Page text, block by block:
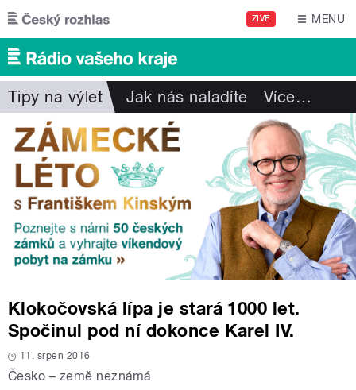
Přejít k hlavnímu obsahu
ŽIVĚ MENU
Tipy na výlet Jak nás naladíte Více…
Klokočovská lípa je stará 1000 let.
Spočinul pod ní dokonce Karel IV.
11. srpen 2016
Česko – země neznámá